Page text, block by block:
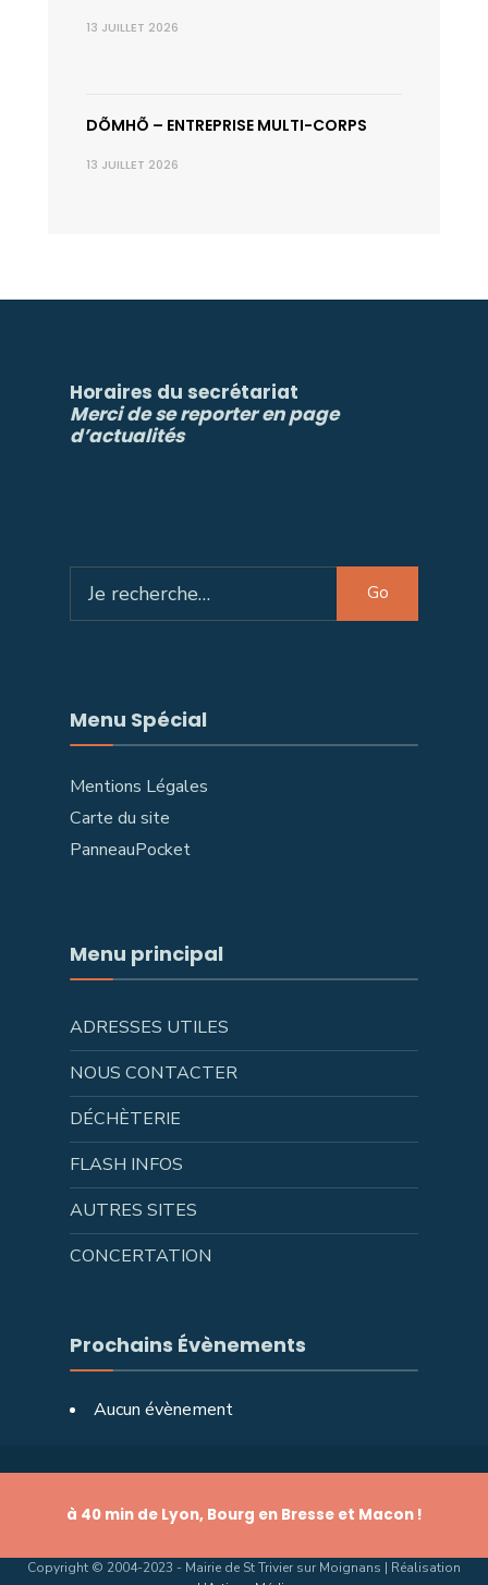
13 JUILLET 2026
DÕMHÕ – ENTREPRISE MULTI-CORPS
13 JUILLET 2026
Horaires du secrétariat
Merci de se reporter en page
d’actualités
for:
Go
Menu Spécial
Mentions Légales
Carte du site
PanneauPocket
Menu principal
ADRESSES UTILES
NOUS CONTACTER
DÉCHÈTERIE
FLASH INFOS
AUTRES SITES
CONCERTATION
Prochains Évènements
Aucun évènement
à 40 min de Lyon, Bourg en Bresse et Macon !
Copyright © 2004-2023 - Mairie de St Trivier sur Moignans | Réalisation